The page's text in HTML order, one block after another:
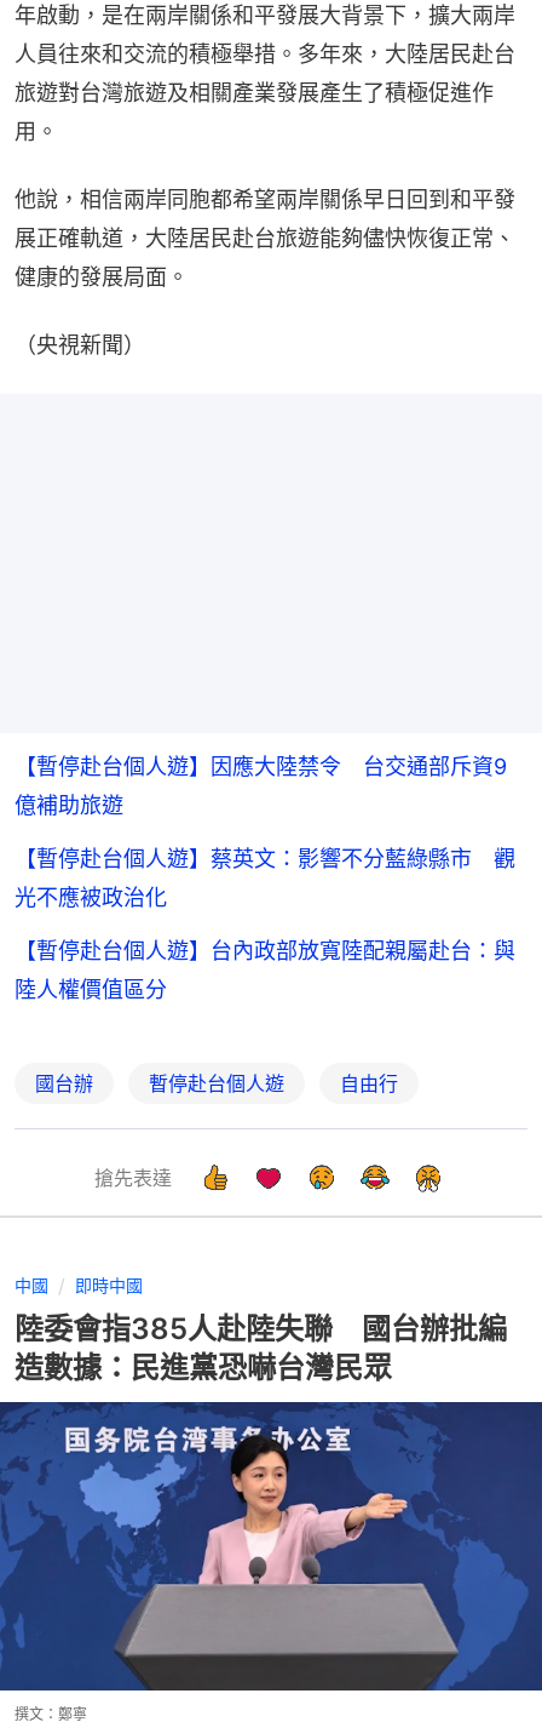
年啟動，是在兩岸關係和平發展大背景下，擴大兩岸
人員往來和交流的積極舉措。多年來，大陸居民赴台
旅遊對台灣旅遊及相關產業發展產生了積極促進作
用。
他說，相信兩岸同胞都希望兩岸關係早日回到和平發
展正確軌道，大陸居民赴台旅遊能夠儘快恢復正常、
健康的發展局面。
（央視新聞）
【暫停赴台個人遊】因應大陸禁令 台交通部斥資9
億補助旅遊
【暫停赴台個人遊】蔡英文：影響不分藍綠縣市 觀
光不應被政治化
【暫停赴台個人遊】台內政部放寬陸配親屬赴台：與
陸人權價值區分
國台辦 暫停赴台個人遊 自由行
搶先表達
中國 即時中國
陸委會指385人赴陸失聯 國台辦批編
造數據：民進黨恐嚇台灣民眾
撰文： 鄭寧